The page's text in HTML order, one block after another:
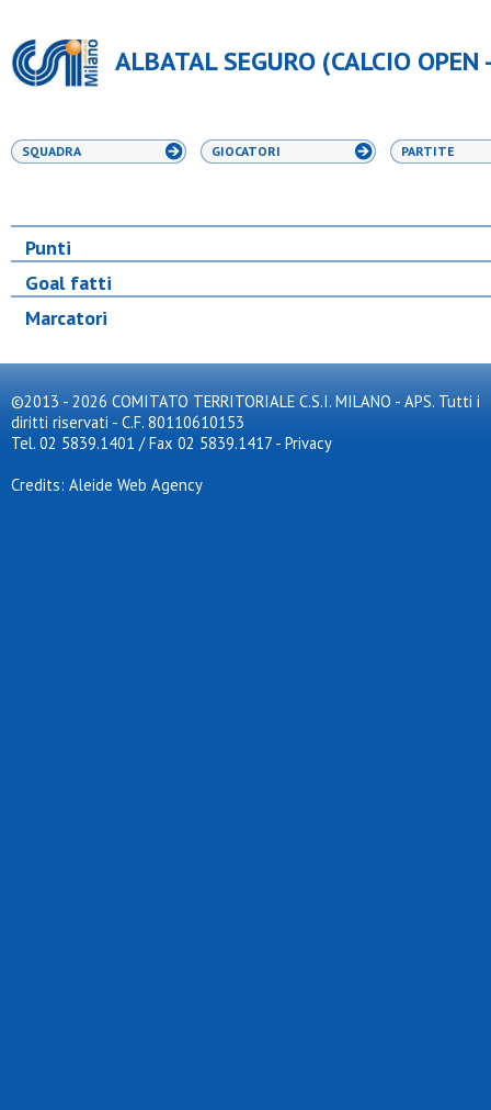
ALBATAL SEGURO (CALCIO
SQUADRA GIOCATORI PARTITE
Punti
Goal fatti
Marcatori
©2013 - 2026 COMITATO TERRITORIALE C.S.I. MILANO - APS. Tutti i
diritti riservati - C.F. 80110610153
Tel. 02 5839.1401 / Fax 02 5839.1417 - Privacy
Credits: Aleide Web Agency